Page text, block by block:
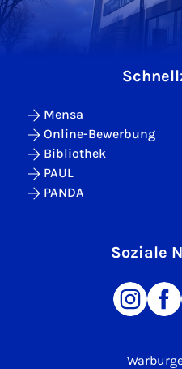
Mensa
Online-Bewerbung
Bibliothek
PAUL
PANDA
Soziale